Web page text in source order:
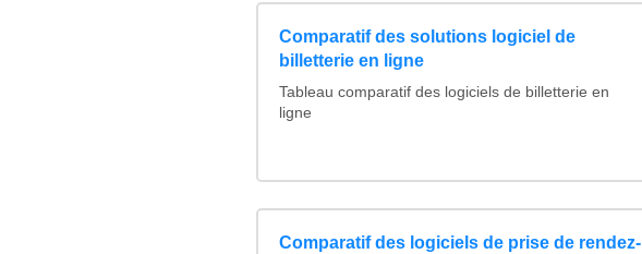
Comparatif des solutions logiciel de
billetterie en ligne
Tableau comparatif des logiciels de billetterie en
ligne
Comparatif des logiciels de prise de rendez-